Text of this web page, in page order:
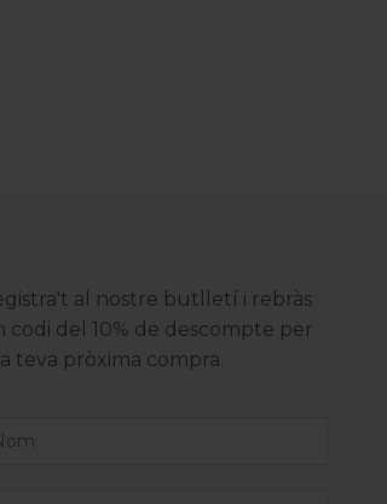
al nostre butlletí i rebràs
codi del 10% de descompte per
teva pròxima compra.